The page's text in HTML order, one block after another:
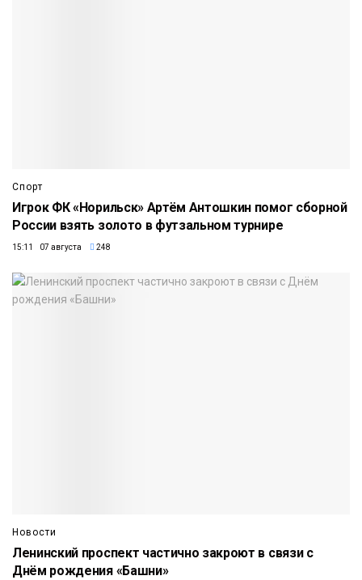
Спорт
Игрок ФК «Норильск» Артём Антошкин помог сборной
России взять золото в футзальном турнире
15:11 07 августа 248
Новости
Ленинский проспект частично закроют в связи с
Днём рождения «Башни»